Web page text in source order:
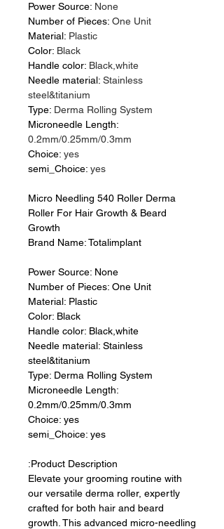
Power Source: None
Number of Pieces: One Unit
Material: Plastic
Color: Black
Handle color: Black,white
Needle material: Stainless
steel&titanium
Type: Derma Rolling System
Microneedle Length:
0.2mm/0.25mm/0.3mm
Choice: yes
semi_Choice: yes
Micro Needling 540 Roller Derma
Roller For Hair Growth & Beard
Growth
Brand Name: Totalimplant
Power Source: None
Number of Pieces: One Unit
Material: Plastic
Color: Black
Handle color: Black,white
Needle material: Stainless
steel&titanium
Type: Derma Rolling System
Microneedle Length:
0.2mm/0.25mm/0.3mm
Choice: yes
semi_Choice: yes
Product Description:
Elevate your grooming routine with
our versatile derma roller, expertly
crafted for both hair and beard
growth. This advanced micro-needling